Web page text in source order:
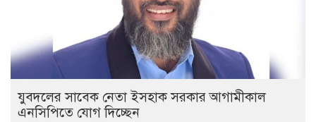
যুবদলের সাবেক নেতা ইসহাক সরকার আগামীকাল
এনসিপিতে যোগ দিচ্ছেন